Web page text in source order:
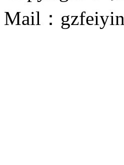
Mail：